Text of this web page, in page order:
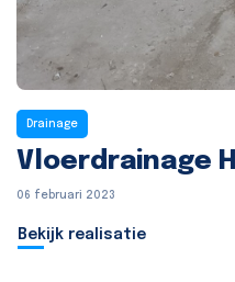
Drainage
Vloerdrainage
06 februari 2023
Bekijk realisatie